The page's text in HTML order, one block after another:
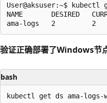
User@aksuser:~$ kubectl
NAME       DESIRED
验证正确部署了Windows节
bash